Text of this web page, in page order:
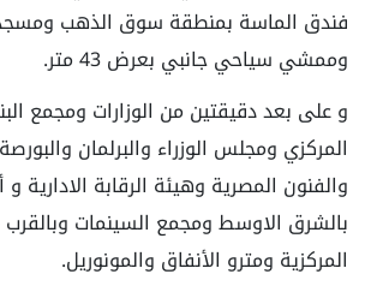
فندق الماسة بمنطقة سوق الذهب
وممشي سياحي جانبي بعرض 43 متر.
و على بعد دقيقتين من الوزارات ومجمع
المركزي ومجلس الوزراء والبرلمان
والفنون المصرية وهيئة الرقابة الادارية و
بالشرق الاوسط ومجمع السينمات
المركزية ومترو الأنفاق والمونوريل.